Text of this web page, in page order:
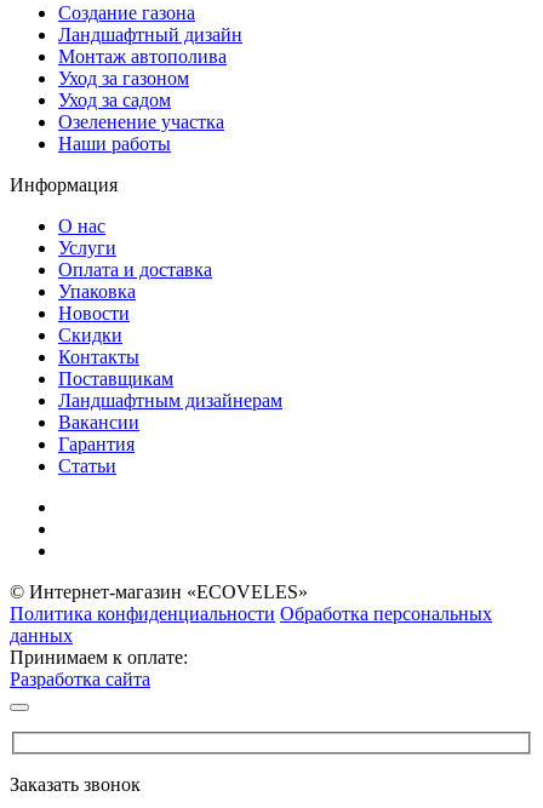
Создание газона
Ландшафтный дизайн
Монтаж автополива
Уход за газоном
Уход за садом
Озеленение участка
Наши работы
Информация
О нас
Услуги
Оплата и доставка
Упаковка
Новости
Скидки
Контакты
Поставщикам
Ландшафтным дизайнерам
Вакансии
Гарантия
Статьи
© Интернет-магазин «ECOVELES»
Политика конфиденциальности Обработка персональных
данных
Принимаем к оплате:
Разработка сайта
Заказать звонок